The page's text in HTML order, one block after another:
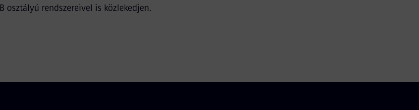
osztályú rendszereivel is közlekedjen.